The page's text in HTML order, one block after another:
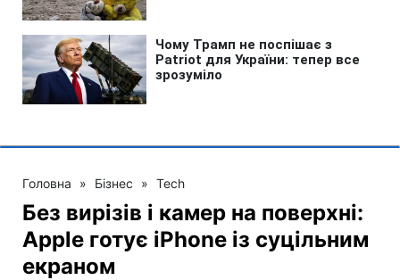
Головна » Бізнес » Tech
Без вирізів і камер на поверхні:
Apple готує iPhone із суцільним
екраном